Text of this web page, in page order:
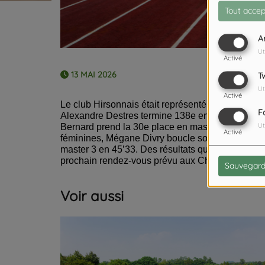
Tout
Activé
Activé
Activé
13 MAI 2026
Le club Hirsonnais était représenté par 5
Alexandre Destres termine 138e en catégorie
Bernard prend la 30e place en master 3 en
féminines, Mégane Divry boucle son 10 km en
master 3 en 45’33. Des résultats qui
prochain rendez-vous prévu aux Championnats
Voir aussi